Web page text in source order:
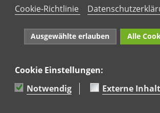
Cookie-Richtlinie
Ausgewählte erlauben Alle
Cookie Einstellungen:
Notwendig
Externe
Naturpark Rhein-Westerwald e.V. ·
56564 Neuwied · Tel: 02631 95